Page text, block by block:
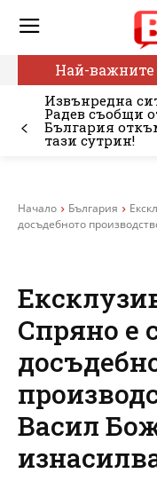
Най-важните
Извънредна
Радев съобщи
България
тази сутрин!
Начало България
досъдебното
Спряно е
Васил